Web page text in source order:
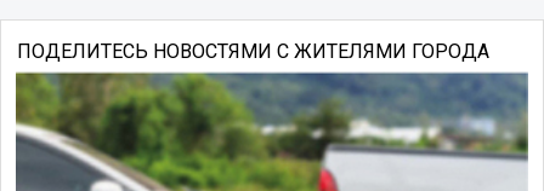
ПОДЕЛИТЕСЬ НОВОСТЯМИ С ЖИТЕЛЯМИ ГОРОДА